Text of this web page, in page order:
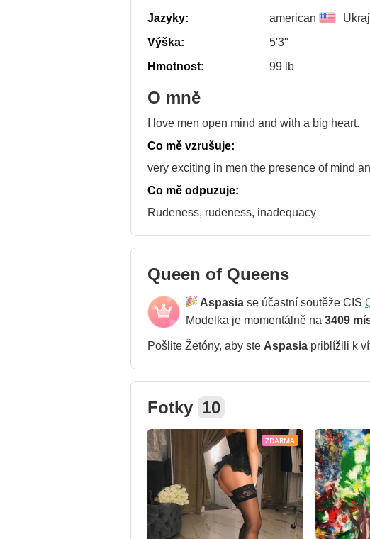
Jazyky:
american
Výška:
5'3"
Hmotnost:
99 lb
O mně
I love men open mind and with a big heart.
Co mě vzrušuje:
very exciting in men the presence of mind
Co mě odpuzuje:
Rudeness, rudeness, inadequacy
Queen of Queens
Aspasia se účastní soutěže CIS
Modelka je momentálně na 3409
Pošlite Žetóny, aby ste Aspasia priblížili k
Fotky 10
ZDARMA